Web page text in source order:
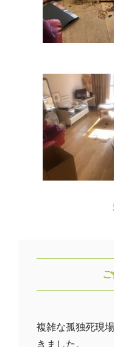
複雑な孤独死現
きました。